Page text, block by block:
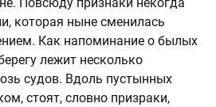
которая ныне сменилась
Как напоминание о былых
лежит несколько
судов. Вдоль пустынных
стоят, словно призраки,